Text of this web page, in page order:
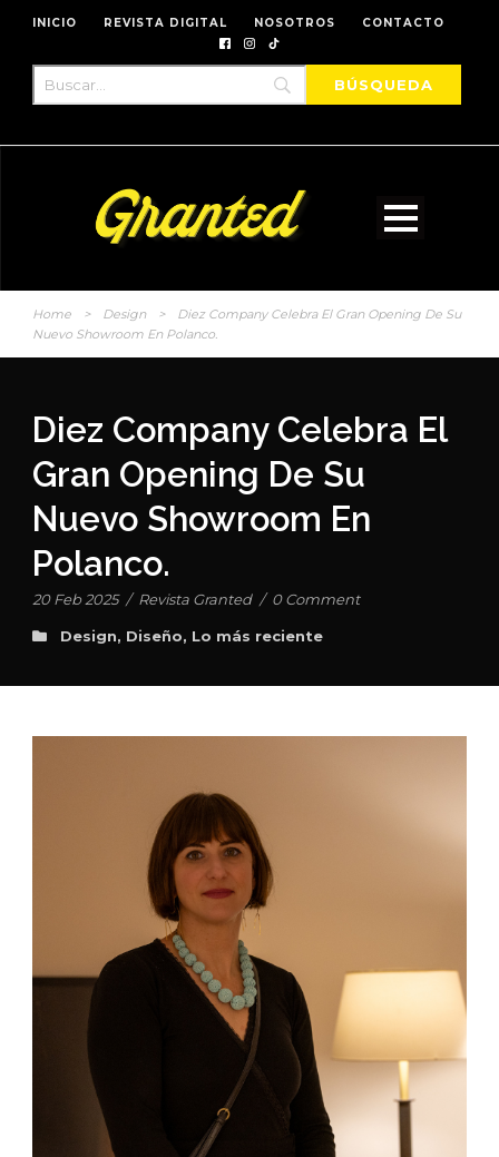
INICIO REVISTA DIGITAL NOSOTROS CONTACTO
Home > Design >
Diez Company Celebra El Gran Opening De Su
Nuevo Showroom En Polanco.
Diez Company Celebra El
Gran Opening De Su
Nuevo Showroom En
Polanco.
20 Feb 2025 / Revista Granted / 0 Comment
Design, Diseño, Lo más reciente